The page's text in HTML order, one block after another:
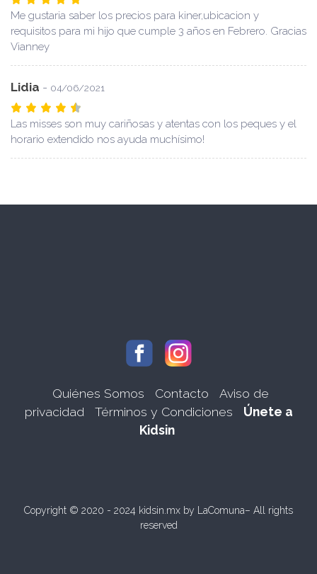
Me gustaria saber los precios para kiner,ubicacion y
requisitos para mi hijo que cumple 3 años en Febrero. Gracias
Vianney
Lidia - 04/06/2021
Las misses son muy cariñosas y atentas con los peques y el
horario extendido nos ayuda muchísimo!
Quiénes Somos Contacto
Aviso de
privacidad
Términos y Condiciones
Únete a
Kidsin
Copyright © 2020 - 2024 kidsin.mx by LaComuna– All rights
reserved